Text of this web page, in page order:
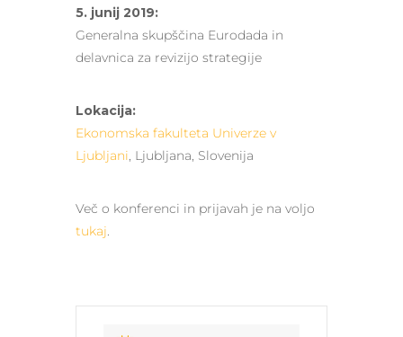
5. junij 2019:
Generalna skupščina Eurodada in
delavnica za revizijo strategije
Lokacija:
Ekonomska fakulteta Univerze v
Ljubljani, Ljubljana, Slovenija
Več o konferenci in prijavah je na voljo
tukaj.